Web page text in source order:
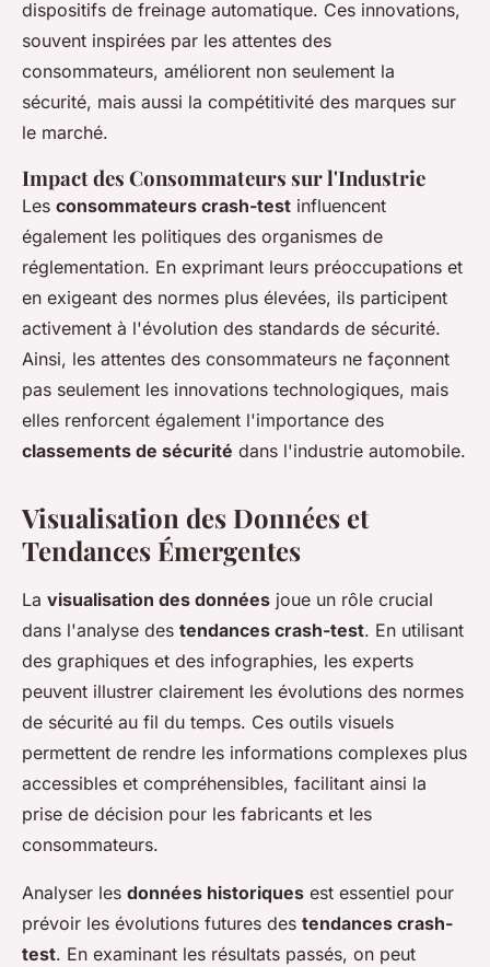
dispositifs de freinage automatique. Ces innovations,
souvent inspirées par les attentes des
consommateurs, améliorent non seulement la
sécurité, mais aussi la compétitivité des marques sur
le marché.
Impact des Consommateurs sur l'Industrie
Les consommateurs crash-test influencent
également les politiques des organismes de
réglementation. En exprimant leurs préoccupations et
en exigeant des normes plus élevées, ils participent
activement à l'évolution des standards de sécurité.
Ainsi, les attentes des consommateurs ne façonnent
pas seulement les innovations technologiques, mais
elles renforcent également l'importance des
classements de sécurité dans l'industrie automobile.
Visualisation des Données et
Tendances Émergentes
La visualisation des données joue un rôle crucial
dans l'analyse des tendances crash-test. En utilisant
des graphiques et des infographies, les experts
peuvent illustrer clairement les évolutions des normes
de sécurité au fil du temps. Ces outils visuels
permettent de rendre les informations complexes plus
accessibles et compréhensibles, facilitant ainsi la
prise de décision pour les fabricants et les
consommateurs.
Analyser les données historiques est essentiel pour
prévoir les évolutions futures des tendances crash-
test. En examinant les résultats passés, on peut